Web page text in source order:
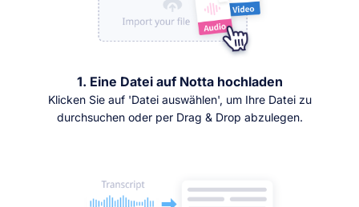
1. Eine Datei auf Notta hochladen
Klicken Sie auf 'Datei auswählen', um Ihre Datei zu
durchsuchen oder per Drag & Drop abzulegen.